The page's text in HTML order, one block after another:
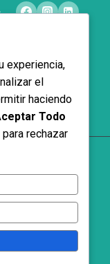
experiencia,
el
haciendo
Todo
para rechazar